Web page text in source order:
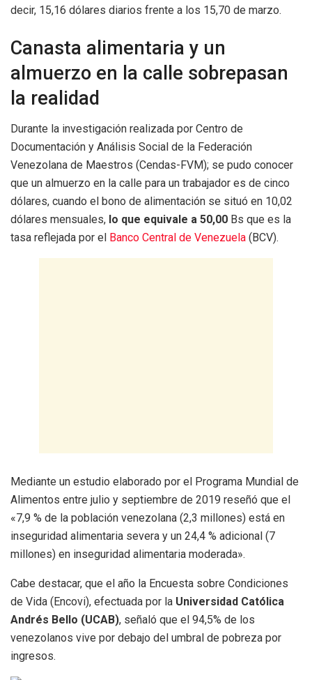
decir, 15,16 dólares diarios frente a los 15,70 de marzo.
Canasta alimentaria y un
almuerzo en la calle sobrepasan
la realidad
Durante la investigación realizada por Centro de
Documentación y Análisis Social de la Federación
Venezolana de Maestros (Cendas-FVM); se pudo conocer
que un almuerzo en la calle para un trabajador es de cinco
dólares, cuando el bono de alimentación se situó en 10,02
dólares mensuales, lo que equivale a 50,00 Bs que es la
tasa reflejada por el
Banco Central de Venezuela (BCV).
Mediante un estudio elaborado por el Programa Mundial de
Alimentos entre julio y septiembre de 2019 reseñó que el
«7,9 % de la población venezolana (2,3 millones) está en
inseguridad alimentaria severa y un 24,4 % adicional (7
millones) en inseguridad alimentaria moderada».
Cabe destacar, que el año la Encuesta sobre Condiciones
de Vida (Encovi), efectuada por la Universidad Católica
Andrés Bello (UCAB), señaló que el 94,5% de los
venezolanos vive por debajo del umbral de pobreza por
ingresos.